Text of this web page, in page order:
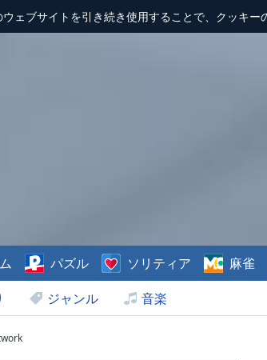
ェブサイトを引き続き使用することで、クッキー
ジャンル 音楽
パズル ソリティア 麻雀